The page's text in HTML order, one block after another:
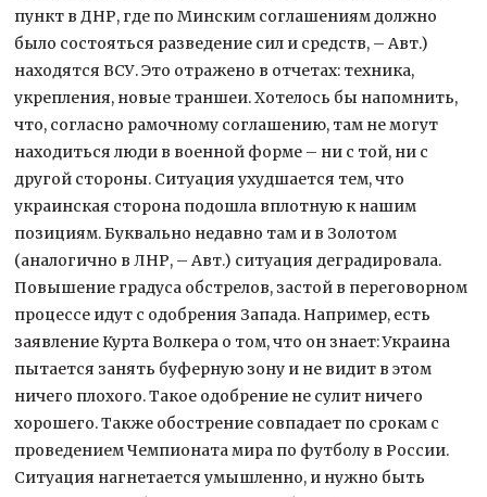
пункт в ДНР, где по Минским соглашениям должно
было состояться разведение сил и средств, – Авт.)
находятся ВСУ. Это отражено в отчетах: техника,
укрепления, новые траншеи. Хотелось бы напомнить,
что, согласно рамочному соглашению, там не могут
находиться люди в военной форме – ни с той, ни с
другой стороны. Ситуация ухудшается тем, что
украинская сторона подошла вплотную к нашим
позициям. Буквально недавно там и в Золотом
(аналогично в ЛНР, – Авт.) ситуация деградировала.
Повышение градуса обстрелов, застой в переговорном
процессе идут с одобрения Запада. Например, есть
заявление Курта Волкера о том, что он знает: Украина
пытается занять буферную зону и не видит в этом
ничего плохого. Такое одобрение не сулит ничего
хорошего. Также обострение совпадает по срокам с
проведением Чемпионата мира по футболу в России.
Ситуация нагнетается умышленно, и нужно быть